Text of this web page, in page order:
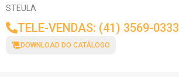
STEULA
TELE-VENDAS: (41) 3569-0333
DOWNLOAD DO CATÁLOGO